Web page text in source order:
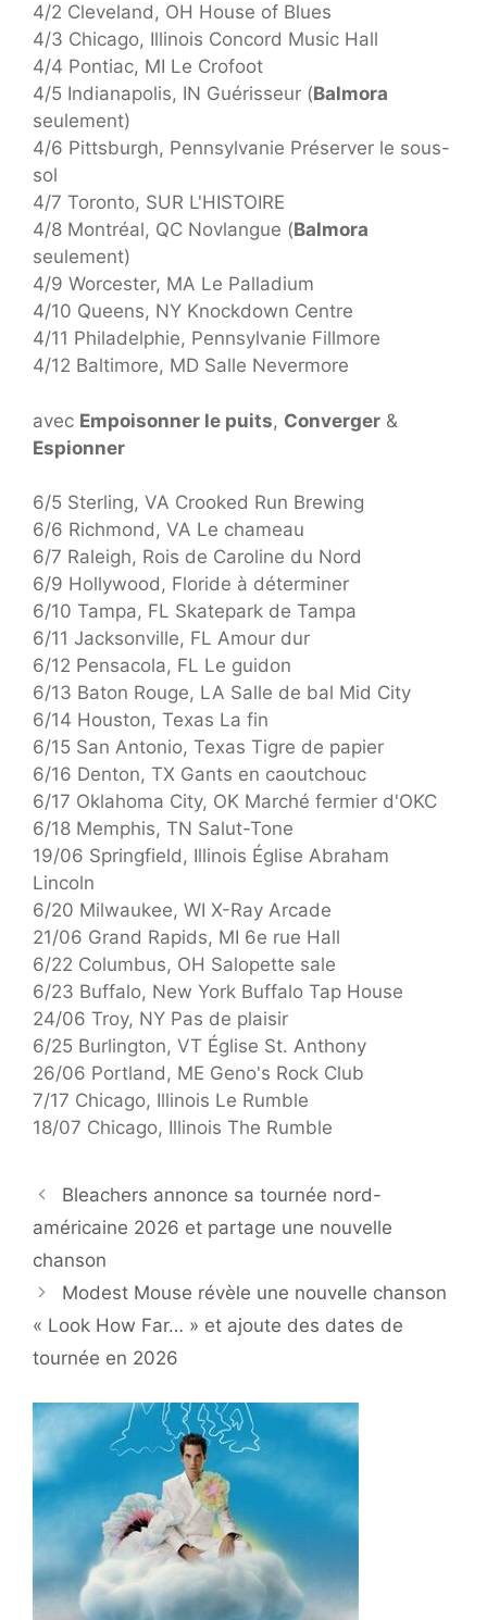
4/2 Cleveland, OH House of Blues
4/3 Chicago, Illinois Concord Music Hall
4/4 Pontiac, MI Le Crofoot
4/5 Indianapolis, IN Guérisseur (Balmora
seulement)
4/6 Pittsburgh, Pennsylvanie Préserver le sous-
sol
4/7 Toronto, SUR L'HISTOIRE
4/8 Montréal, QC Novlangue (Balmora
seulement)
4/9 Worcester, MA Le Palladium
4/10 Queens, NY Knockdown Centre
4/11 Philadelphie, Pennsylvanie Fillmore
4/12 Baltimore, MD Salle Nevermore
avec Empoisonner le puits, Converger &
Espionner
6/5 Sterling, VA Crooked Run Brewing
6/6 Richmond, VA Le chameau
6/7 Raleigh, Rois de Caroline du Nord
6/9 Hollywood, Floride à déterminer
6/10 Tampa, FL Skatepark de Tampa
6/11 Jacksonville, FL Amour dur
6/12 Pensacola, FL Le guidon
6/13 Baton Rouge, LA Salle de bal Mid City
6/14 Houston, Texas La fin
6/15 San Antonio, Texas Tigre de papier
6/16 Denton, TX Gants en caoutchouc
6/17 Oklahoma City, OK Marché fermier d'OKC
6/18 Memphis, TN Salut-Tone
19/06 Springfield, Illinois Église Abraham
Lincoln
6/20 Milwaukee, WI X-Ray Arcade
21/06 Grand Rapids, MI 6e rue Hall
6/22 Columbus, OH Salopette sale
6/23 Buffalo, New York Buffalo Tap House
24/06 Troy, NY Pas de plaisir
6/25 Burlington, VT Église St. Anthony
26/06 Portland, ME Geno's Rock Club
7/17 Chicago, Illinois Le Rumble
18/07 Chicago, Illinois The Rumble
Bleachers annonce sa tournée nord-
américaine 2026 et partage une nouvelle
chanson
Modest Mouse révèle une nouvelle chanson
« Look How Far… » et ajoute des dates de
tournée en 2026